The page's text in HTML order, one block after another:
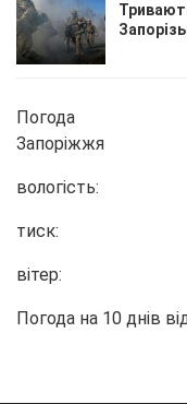
Погода
Запоріжжя
вологість:
тиск:
вітер:
Погода на 10 днів